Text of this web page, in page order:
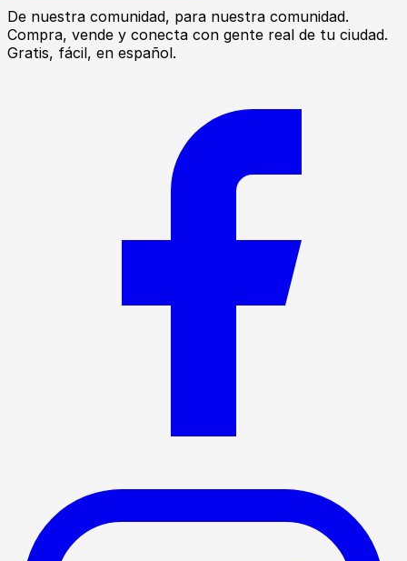
De nuestra comunidad, para nuestra comunidad.
Compra, vende y conecta con gente real de tu ciudad.
Gratis, fácil, en español.